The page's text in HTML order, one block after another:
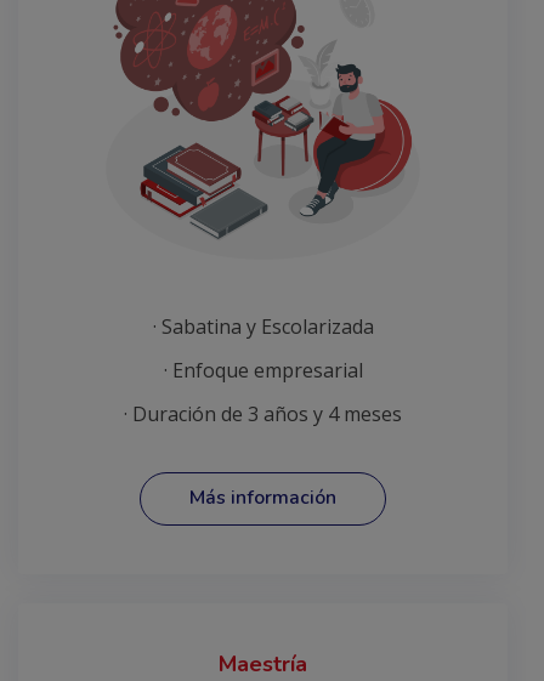
· Sabatina y Escolarizada
· Enfoque empresarial
· Duración de 3 años y 4 meses
Más información
Maestría